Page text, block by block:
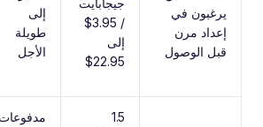
يرغبون في
إعداد مرن
قبل الوصول
/ 3.95$
إلى
22.95$
إلى
طويلة
الأجل
1.5
مدفوعات